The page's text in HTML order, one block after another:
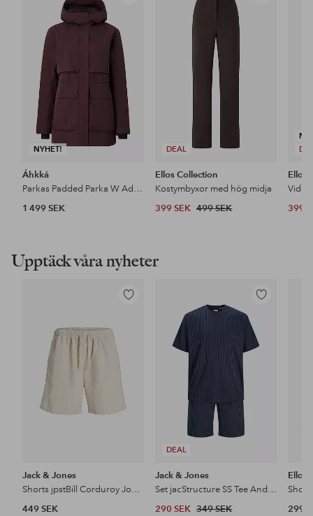
NYHET!
favoriter
Áhkká
Parkas Padded Parka W Adjustable Waist
1 499 SEK
DEAL
Ellos Collection
Kostymbyxor med hög midja
399 SEK 499 SEK
Ellos
399
Upptäck våra nyheter
Lägg
Jack & Jones
Shorts jpstBill Corduroy Jogger
449 SEK
DEAL
Lägg
i
favoriter
Jack & Jones
Set jacStructure SS Tee And Shorts
290 SEK 349 SEK
Ellos
299